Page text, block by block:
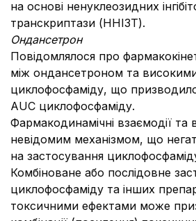
на основі ненуклеозидних
транскриптази (ННІЗТ).
Ондансетрон
Повідомлялося про
між ондансетроном та
циклофосфаміду, що
AUC циклофосфаміду.
Фармакодинамічні взаємодії та
невідомим механізмом, що
на застосування
Комбіноване або послідовне
циклофосфаміду та інших
токсичними ефектами може